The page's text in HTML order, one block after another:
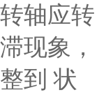
轴应转
现象，
到 状